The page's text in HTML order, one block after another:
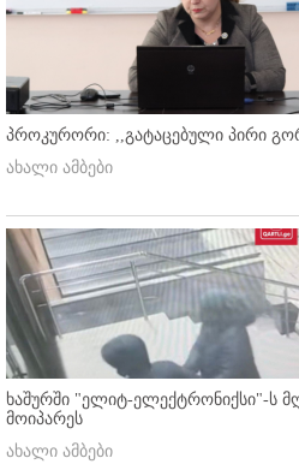
პროკურორი: ,,გატაცებული პირი
ახალი ამბები
ხაშურში "ელიტ-ელექტრონიქსი"-ს
მოიპარეს
ახალი ამბები